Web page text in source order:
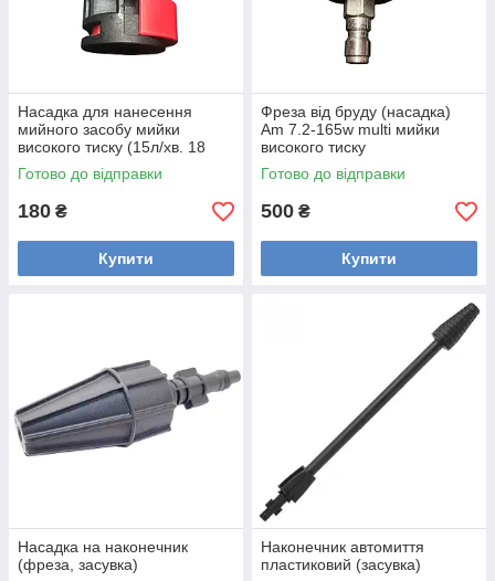
Насадка для нанесення
мийного засобу мийки
високого тиску (15л/хв. 18
МПа)
Готово до відправки
180 ₴
Купити
Фреза від бруду (насадка)
Am 7.2-165w multi мийки
високого тиску
Готово до відправки
500 ₴
Купити
Насадка на наконечник
(фреза, засувка)
Наконечник автомиття
пластиковий (засувка)